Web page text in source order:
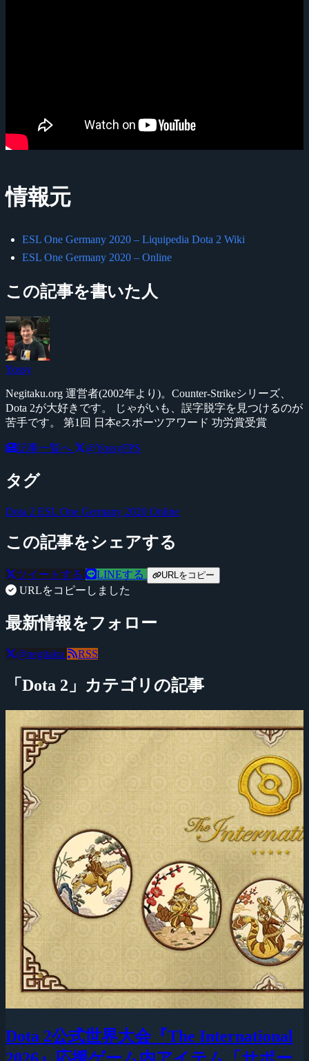
情報元
ESL One Germany 2020 – Liquipedia Dota 2 Wiki
ESL One Germany 2020 – Online
この記事を書いた人
Yossy
Negitaku.org 運営者(2002年より)。Counter-Strikeシリーズ、
Dota 2が大好きです。 じゃがいも、誤字脱字を見つけるのが
苦手です。 第1回 日本eスポーツアワード 功労賞受賞
記事一覧へ @YossyFPS
タグ
Dota 2 ESL One Germany 2020 Online
この記事をシェアする
ツイートする LINEする URLをコピー
URLをコピーしました
最新情報をフォロー
@negitaku RSS
「Dota 2」カテゴリの記事
Dota 2公式世界大会『The International